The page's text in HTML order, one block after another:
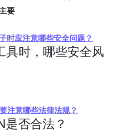
要
时应注意哪些安全问题？
具时，哪些安全风
注意哪些法律法规？
是否合法？